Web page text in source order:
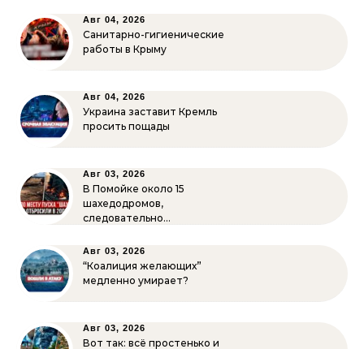
Авг 04, 2026
Санитарно-гигиенические
работы в Крыму
Авг 04, 2026
Украина заставит Кремль
просить пощады
Авг 03, 2026
В Помойке около 15
шахедодромов,
следовательно…
Авг 03, 2026
“Коалиция желающих”
медленно умирает?
Авг 03, 2026
Вот так: всё простенько и